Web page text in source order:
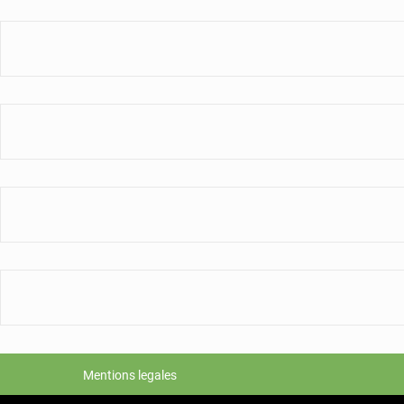
Mentions legales